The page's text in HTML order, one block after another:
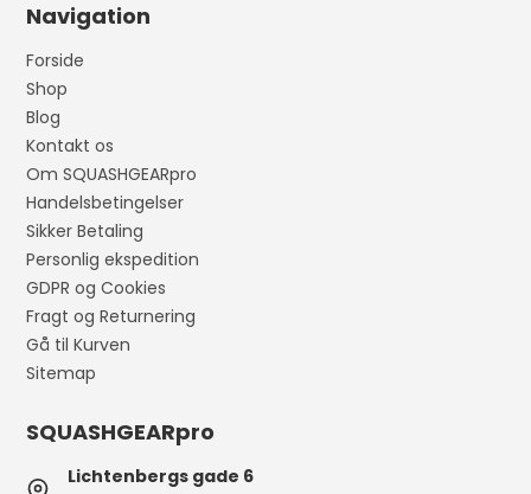
Navigation
Forside
Shop
Blog
Kontakt os
Om SQUASHGEARpro
Handelsbetingelser
Sikker Betaling
Personlig ekspedition
GDPR og Cookies
Fragt og Returnering
Gå til Kurven
Sitemap
SQUASHGEARpro
Lichtenbergs gade 6